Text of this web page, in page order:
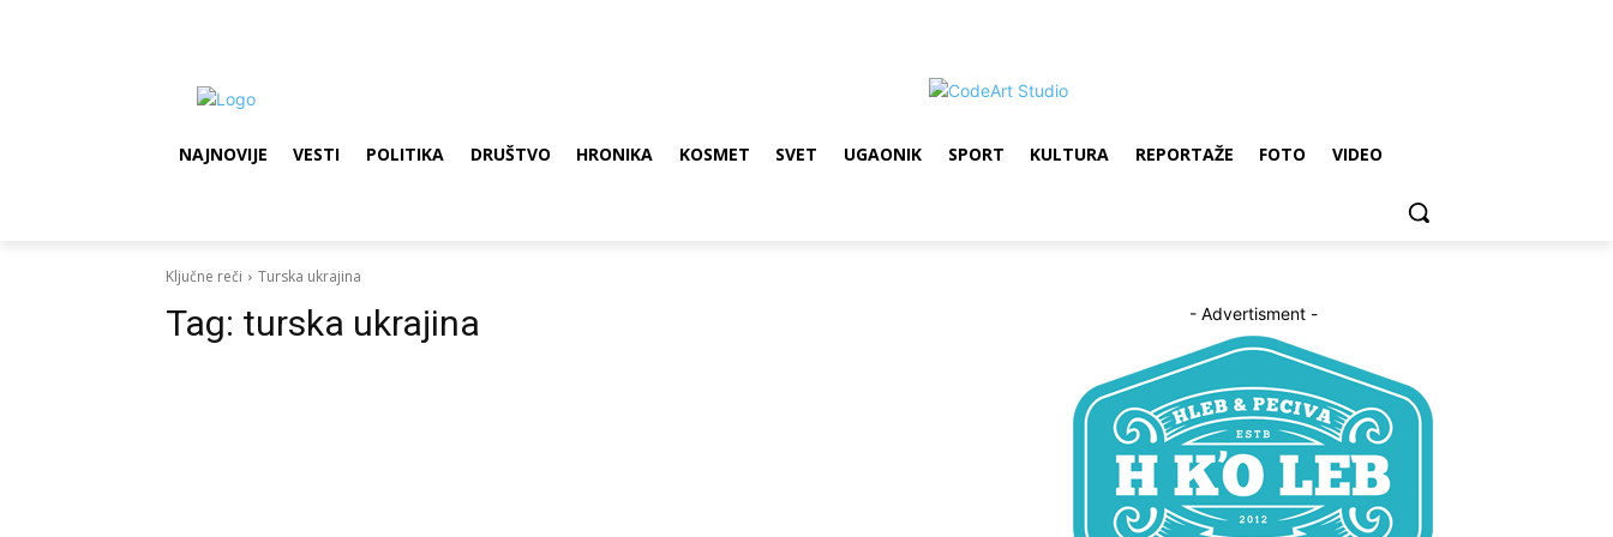
NAJNOVIJE VESTI POLITIKA DRUŠTVO HRONIKA KOSMET SVET UGAONIK SPORT KULTURA REPORTAŽE FOTO VIDEO
Ključne reči Turska ukrajina
Tag: turska ukrajina - Advertisment -